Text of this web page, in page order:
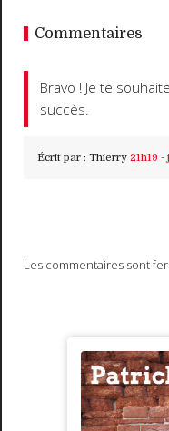
Commentaires
Bravo ! Je te
succès.
Écrit par : Thierry 21h19 -
Les commentaires sont